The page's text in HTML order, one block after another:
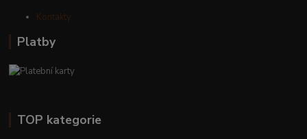
Kontakty
Platby
TOP kategorie